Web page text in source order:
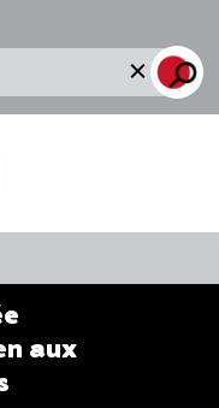
aux